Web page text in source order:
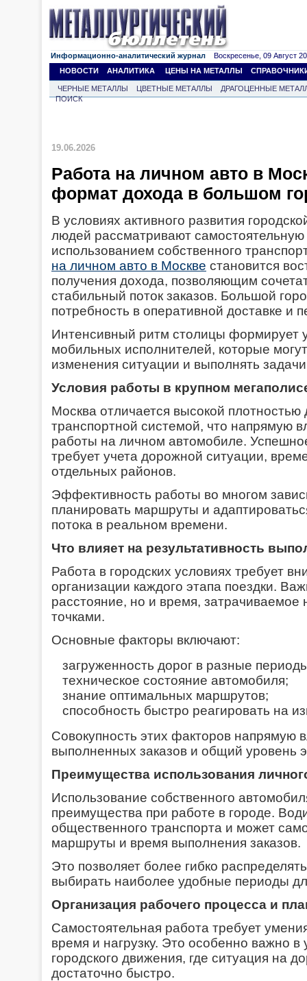
Информационно-аналитический журнал Воскресенье, 09 Август
НОВОСТИ
АНАЛИТИКА ЦЕНЫ НА МЕТАЛЛЫ
ЧЕРНЫЕ МЕТАЛЛЫ ЦВЕТНЫЕ МЕТАЛЛЫ
ДРАГОЦЕННЫЕ
ПОИСК
19.06.2026
Работа на личном авто в
формат дохода в большом
В условиях активного развития
людей рассматривают самостоятельную
использованием собственного
на личном авто в Москве становится
получения дохода, позволяющим
стабильный поток заказов. Большой
потребность в оперативной доставке и
Интенсивный ритм столицы формирует
мобильных исполнителей, которые
изменения ситуации и выполнять
Условия работы в крупном
Москва отличается высокой
транспортной системой, что напрямую
работы на личном автомобиле.
требует учета дорожной ситуации,
отдельных районов.
Эффективность работы во многом
планировать маршруты и
потока в реальном времени.
Что влияет на результативность
Работа в городских условиях требует
организации каждого этапа поездки.
расстояние, но и время,
точками.
Основные факторы включают:
загруженность дорог в разные
техническое состояние автомобиля;
знание оптимальных маршрутов;
способность быстро реагировать на
Совокупность этих факторов напрямую
выполненных заказов и общий уровень
Преимущества использования
Использование собственного
преимущества при работе в городе.
общественного транспорта и может
маршруты и время выполнения заказов.
Это позволяет более гибко
выбирать наиболее удобные периоды
Организация рабочего процесса и
Самостоятельная работа требует
время и нагрузку. Это особенно важно в
городского движения, где ситуация на
достаточно быстро.